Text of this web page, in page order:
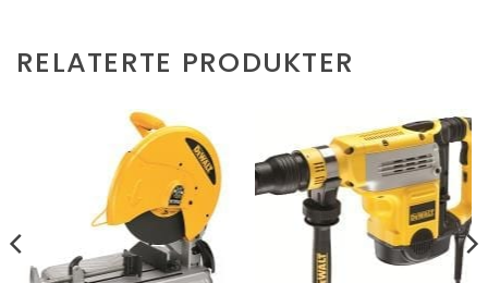
RELATERTE PRODUKTER